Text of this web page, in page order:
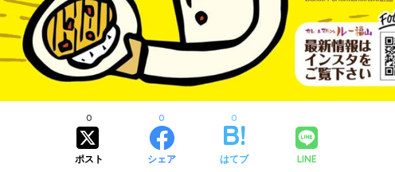
ポスト
0
シェア
0
はてブ
0
LINE